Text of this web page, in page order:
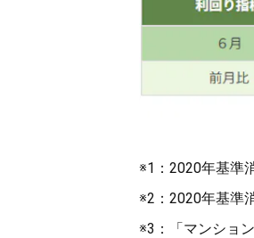
※1：2020年基
※2：2020年基
※3：「マンショ